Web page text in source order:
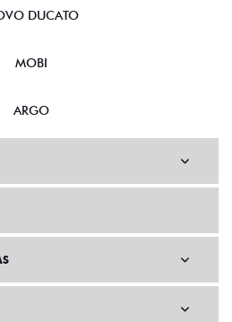
DUCATO
MOBI
ARGO